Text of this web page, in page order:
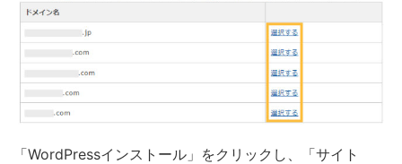
「WordPressインストール」をクリックし、「サイト